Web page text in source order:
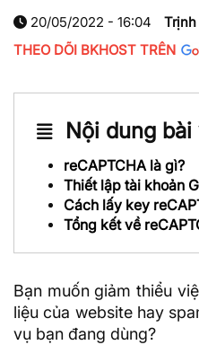
20/05/2022 - 16:04
THEO DÕI BKHOST TRÊN
Nội dung bài
reCAPTCHA là gì?
Thiết lập tài khoản
Cách lấy key
Tổng kết về
Bạn muốn giảm thiểu
liệu của website hay
vụ bạn đang dùng?